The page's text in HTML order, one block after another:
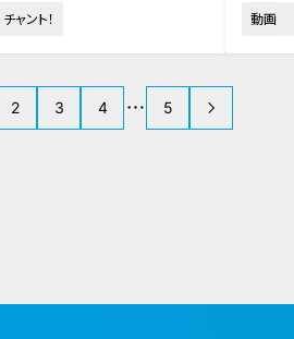
チャント！ 動画
2 3 4 5